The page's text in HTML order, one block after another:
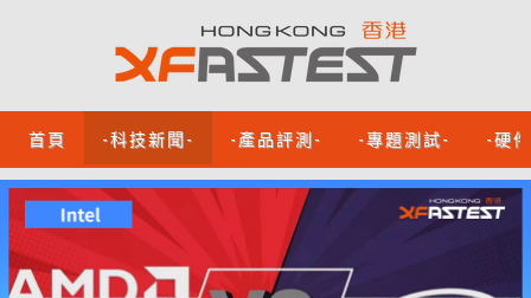
首頁 -科技新聞- -產品評測- -專題測試- -硬